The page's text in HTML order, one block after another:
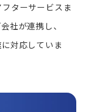
ターサービスま
社が連携し、
対応していま